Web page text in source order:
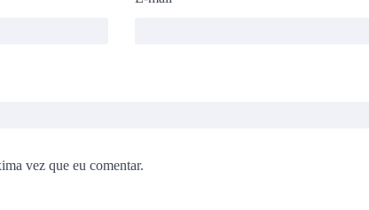
vez que eu comentar.